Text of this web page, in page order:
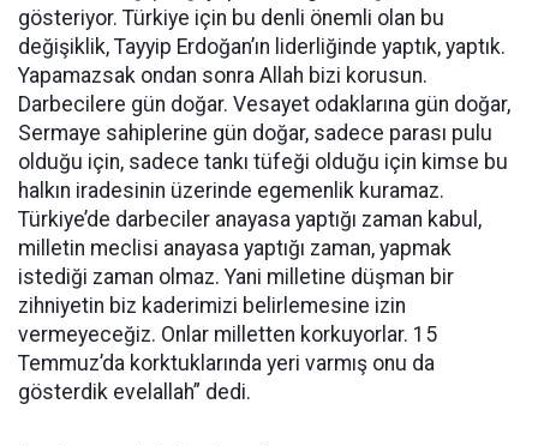
gösteriyor. Türkiye için bu denli önemli olan bu
değişiklik, Tayyip Erdoğan’ın liderliğinde yaptık, yaptık.
Yapamazsak ondan sonra Allah bizi korusun.
Darbecilere gün doğar. Vesayet odaklarına gün doğar,
Sermaye sahiplerine gün doğar, sadece parası pulu
olduğu için, sadece tankı tüfeği olduğu için kimse bu
halkın iradesinin üzerinde egemenlik kuramaz.
Türkiye’de darbeciler anayasa yaptığı zaman kabul,
milletin meclisi anayasa yaptığı zaman, yapmak
istediği zaman olmaz. Yani milletine düşman bir
zihniyetin biz kaderimizi belirlemesine izin
vermeyeceğiz. Onlar milletten korkuyorlar. 15
Temmuz’da korktuklarında yeri varmış onu da
gösterdik evelallah” dedi.